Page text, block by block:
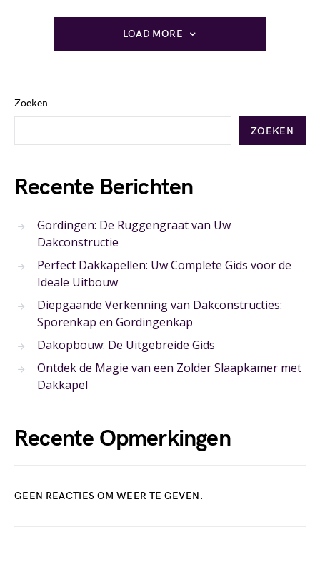
LOAD MORE
Zoeken
ZOEKEN
Recente Berichten
Gordingen: De Ruggengraat van Uw
Dakconstructie
Perfect Dakkapellen: Uw Complete Gids voor de
Ideale Uitbouw
Diepgaande Verkenning van Dakconstructies:
Sporenkap en Gordingenkap
Dakopbouw: De Uitgebreide Gids
Ontdek de Magie van een Zolder Slaapkamer met
Dakkapel
Recente Opmerkingen
GEEN REACTIES OM WEER TE GEVEN.